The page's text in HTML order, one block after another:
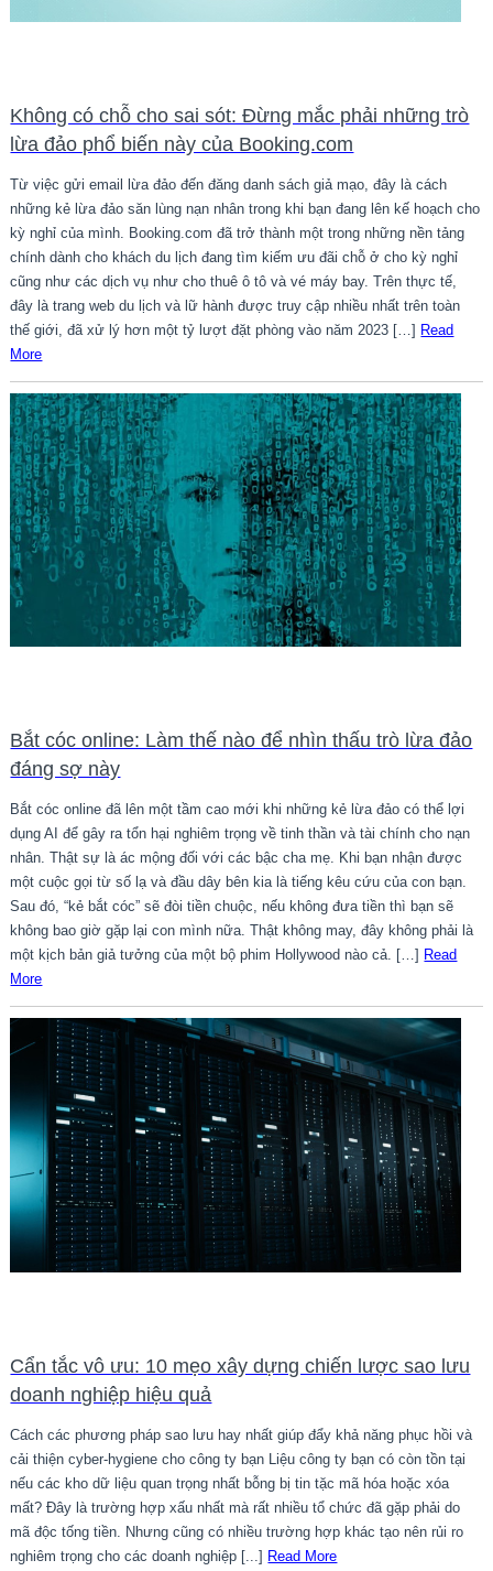
Không có chỗ cho sai sót: Đừng mắc phải những trò
lừa đảo phổ biến này của Booking.com
Từ việc gửi email lừa đảo đến đăng danh sách giả mạo, đây là cách
những kẻ lừa đảo săn lùng nạn nhân trong khi bạn đang lên kế hoạch cho
kỳ nghỉ của mình. Booking.com đã trở thành một trong những nền tảng
chính dành cho khách du lịch đang tìm kiếm ưu đãi chỗ ở cho kỳ nghỉ
cũng như các dịch vụ như cho thuê ô tô và vé máy bay. Trên thực tế,
đây là trang web du lịch và lữ hành được truy cập nhiều nhất trên toàn
thế giới, đã xử lý hơn một tỷ lượt đặt phòng vào năm 2023 […] Read
More
Bắt cóc online: Làm thế nào để nhìn thấu trò lừa đảo
đáng sợ này
Bắt cóc online đã lên một tầm cao mới khi những kẻ lừa đảo có thể lợi
dụng AI để gây ra tổn hại nghiêm trọng về tinh thần và tài chính cho nạn
nhân. Thật sự là ác mộng đối với các bậc cha mẹ. Khi bạn nhận được
một cuộc gọi từ số lạ và đầu dây bên kia là tiếng kêu cứu của con bạn.
Sau đó, “kẻ bắt cóc” sẽ đòi tiền chuộc, nếu không đưa tiền thì bạn sẽ
không bao giờ gặp lại con mình nữa. Thật không may, đây không phải là
một kịch bản giả tưởng của một bộ phim Hollywood nào cả. […] Read
More
Cẩn tắc vô ưu: 10 mẹo xây dựng chiến lược sao lưu
doanh nghiệp hiệu quả
Cách các phương pháp sao lưu hay nhất giúp đẩy khả năng phục hồi và
cải thiện cyber-hygiene cho công ty bạn Liệu công ty bạn có còn tồn tại
nếu các kho dữ liệu quan trọng nhất bỗng bị tin tặc mã hóa hoặc xóa
mất? Đây là trường hợp xấu nhất mà rất nhiều tổ chức đã gặp phải do
mã độc tống tiền. Nhưng cũng có nhiều trường hợp khác tạo nên rủi ro
nghiêm trọng cho các doanh nghiệp [...] Read More